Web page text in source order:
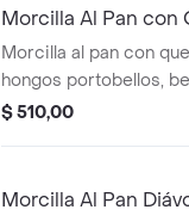
Morcilla Al Pan con
Morcilla al pan con
hongos portobellos,
rúcula.
$ 510,00
Morcilla Al Pan